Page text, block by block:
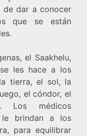
de dar a conocer
que se están
el Saakhelu,
les hace a los
tierra, el sol, la
el cóndor, el
Los médicos
le brindan a los
para equilibrar